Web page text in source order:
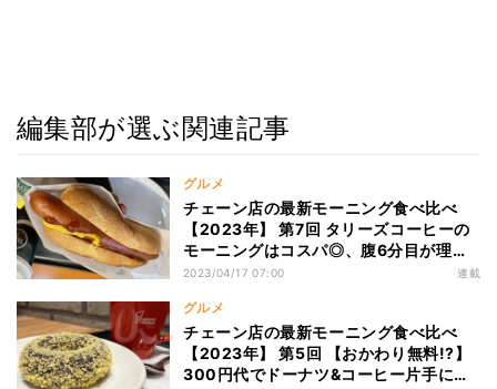
編集部が選ぶ関連記事
グルメ
チェーン店の最新モーニング食べ比べ
【2023年】 第7回 タリーズコーヒーの
モーニングはコスパ◎、腹6分目が理想!
お仕事前にぴったりなモーニングセット
2023/04/17 07:00 連載
グルメ
チェーン店の最新モーニング食べ比べ
【2023年】 第5回 【おかわり無料!?】
300円代でドーナツ&コーヒー片手に優